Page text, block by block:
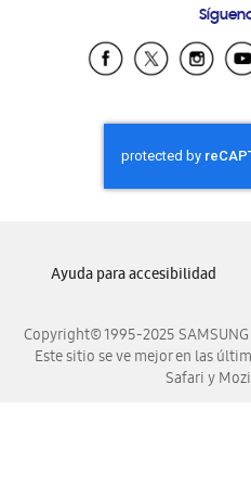
Samsung
Samsung
Samsung
Samsung
Samsung
Samsung
Copyright© 1995-2025
Este sitio se ve mejor en las
Safari y
Ayuda para accesibilidad